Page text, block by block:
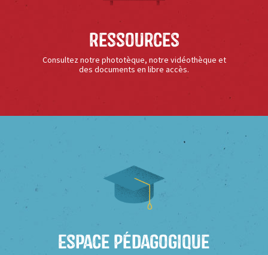
Ressources
Consultez notre phototèque, notre vidéothèque et
des documents en libre accès.
Espace Pédagogique